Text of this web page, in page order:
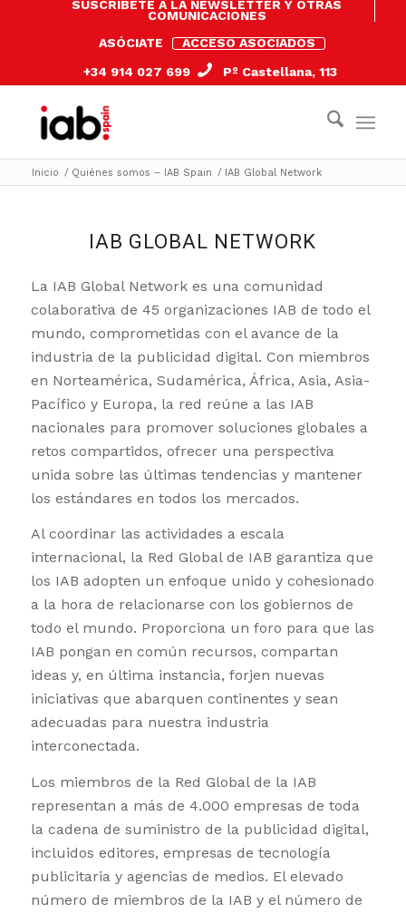
SUSCRÍBETE A LA NEWSLETTER Y OTRAS
COMUNICACIONES
ASÓCIATE
ACCESO ASOCIADOS
+34 914 027 699
Pº Castellana, 113
Inicio / Quiénes somos – IAB Spain / IAB Global Network
IAB GLOBAL NETWORK
La IAB Global Network es una comunidad
colaborativa de 45 organizaciones IAB de todo el
mundo, comprometidas con el avance de la
industria de la publicidad digital. Con miembros
en Norteamérica, Sudamérica, África, Asia, Asia-
Pacífico y Europa, la red reúne a las IAB
nacionales para promover soluciones globales a
retos compartidos, ofrecer una perspectiva
unida sobre las últimas tendencias y mantener
los estándares en todos los mercados.
Al coordinar las actividades a escala
internacional, la Red Global de IAB garantiza que
los IAB adopten un enfoque unido y cohesionado
a la hora de relacionarse con los gobiernos de
todo el mundo. Proporciona un foro para que las
IAB pongan en común recursos, compartan
ideas y, en última instancia, forjen nuevas
iniciativas que abarquen continentes y sean
adecuadas para nuestra industria
interconectada.
Los miembros de la Red Global de la IAB
representan a más de 4.000 empresas de toda
la cadena de suministro de la publicidad digital,
incluidos editores, empresas de tecnología
publicitaria y agencias de medios. El elevado
número de miembros de la IAB y el número de